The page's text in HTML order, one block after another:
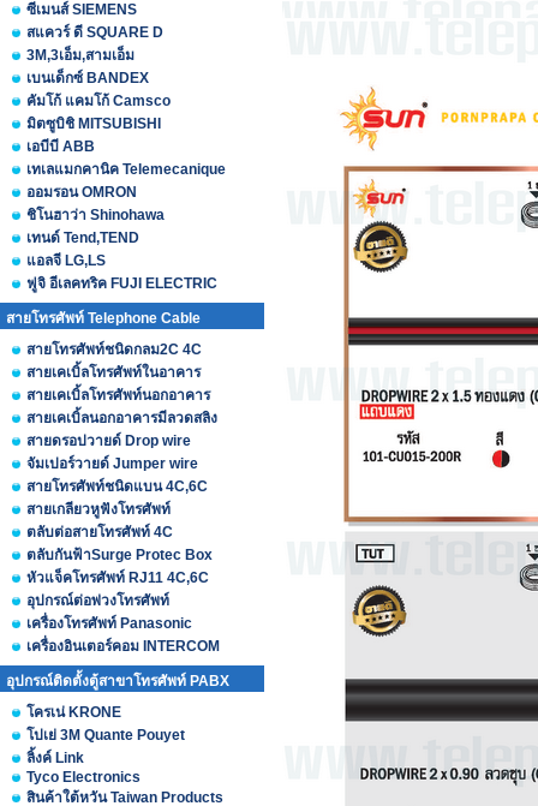
ซีเมนส์ SIEMENS
สแควร์ ดี SQUARE D
3M,3เอ็ม,สามเอ็ม
เบนเด็กซ์ BANDEX
คัมโก้ แคมโก้ Camsco
มิตซูบิชิ MITSUBISHI
เอบีบี ABB
เทเลแมกคานิค Telemecanique
ออมรอน OMRON
ชิโนฮาว่า Shinohawa
เทนด์ Tend,TEND
แอลจี LG,LS
ฟูจิ อีเลคทริค FUJI ELECTRIC
สายโทรศัพท์ Telephone Cable
สายโทรศัพท์ชนิดกลม2C 4C
สายเคเบิ้ลโทรศัพท์ในอาคาร
สายเคเบิ้ลโทรศัพท์นอกอาคาร
สายเคเบิ้ลนอกอาคารมีลวดสลิง
สายดรอปวายด์ Drop wire
จัมเปอร์วายด์ Jumper wire
สายโทรศัพท์ชนิดแบน 4C,6C
สายเกลียวหูฟังโทรศัพท์
ตลับต่อสายโทรศัพท์ 4C
ตลับกันฟ้าSurge Protec Box
หัวแจ็คโทรศัพท์ RJ11 4C,6C
อุปกรณ์ต่อพ่วงโทรศัพท์
เครื่องโทรศัพท์ Panasonic
เครื่องอินเตอร์คอม INTERCOM
อุปกรณ์ติดตั้งตู้สาขาโทรศัพท์ PABX
โครเน่ KRONE
โปเย่ 3M Quante Pouyet
ลิ้งค์ Link
Tyco Electronics
สินค้าใต้หวัน Taiwan Products